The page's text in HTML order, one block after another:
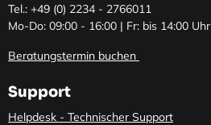
Tel.: +49 (0) 2234 - 2766011
Mo-Do: 09:00 - 16:00 | Fr: bis 14:00 Uhr
Beratungstermin buchen
Support
Helpdesk - Technischer Support